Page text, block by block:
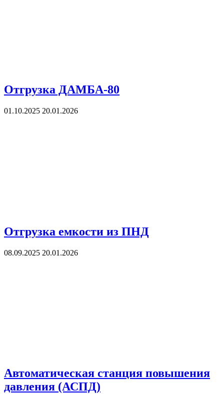
Отгрузка ДАМБА-80
01.10.2025 20.01.2026
Отгрузка емкости из ПНД
08.09.2025 20.01.2026
Автоматическая станция повышения
давления (АСПД)